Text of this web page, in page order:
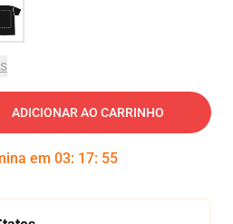
ADICIONAR AO CARRINHO
em 03: 17: 54